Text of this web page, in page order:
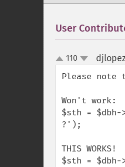
User
up
down
110
Please note
Won't work:
$sth = $dbh-
?');
THIS WORKS!
$sth = $dbh-